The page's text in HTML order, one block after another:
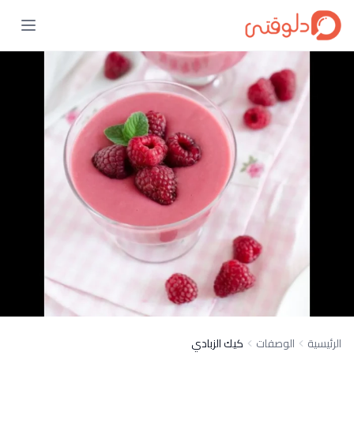
الرئيسية الوصفات كيك الزبادي